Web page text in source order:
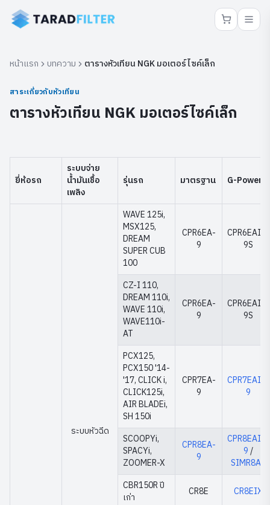
หน้าแรก บทความ ตารางหัวเทียน NGK มอเตอร์ไซค์เล็ก
สาระเกี่ยวกับหัวเทียน
ตารางหัวเทียน NGK มอเตอร์ไซค์เล็ก
ยี่ห้อรถ
ระบบจ่าย
น้ำมันเชื้อ
เพลิง
รุ่นรถ มาตรฐาน G-Power
ระบบหัวฉีด
WAVE 125i,
MSX125,
DREAM
SUPER CUB
100
CPR6EA-
9
CPR6EAIX-
9S
CZ-I 110,
DREAM 110i,
WAVE 110i,
WAVE110i-
AT
CPR6EA-
9
CPR6EAIX-
9S
PCX125,
PCX150 '14-
'17, CLICK i,
CLICK125i,
AIR BLADEi,
SH 150i
CPR7EA-
9
CPR7EAIX-
9
SCOOPYi,
SPACYi,
ZOOMER-X
CPR8EA-
9
CPR8EAIX-
9/
SIMR8A9
CBR150R ปี
เก่า
CR8E CR8EIX